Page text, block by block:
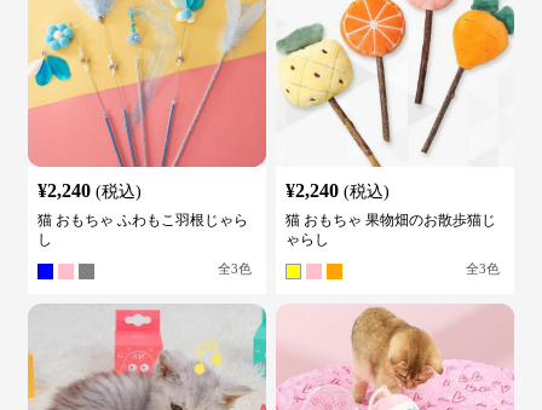
¥2,240 (税込)
猫 おもちゃ ふわもこ羽根じゃら
し
全3色
¥2,240 (税込)
猫 おもちゃ 果物畑のお散歩猫じ
ゃらし
全3色